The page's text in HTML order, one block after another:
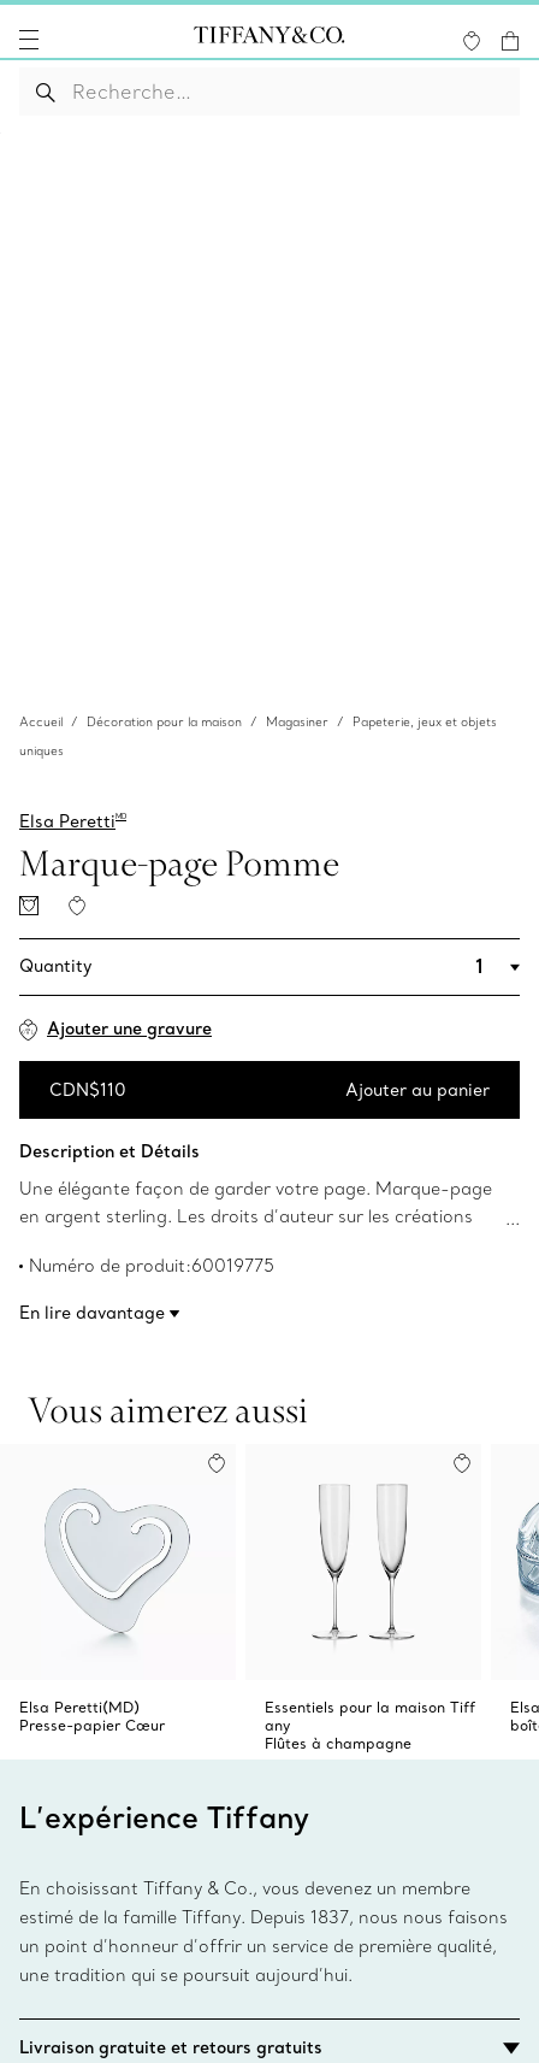
Accueil Décoration pour la maison Magasiner
Papeterie, jeux et objets
uniques
Elsa PerettiMD
Marque-page Pomme
Quantity
Ajouter une gravure
CDN$110 Ajouter au panier
Description et Détails
Une élégante façon de garder votre page. Marque-page
en argent sterling. Les droits d’auteur sur les créations
Numéro de produit:60019775
En lire davantage
Vous aimerez aussi
Elsa Peretti(MD)
Presse-papier Cœur
Essentiels pour la maison Tiff
any
Flûtes à champagne
L’expérience Tiffany
En choisissant Tiffany & Co., vous devenez un membre
estimé de la famille Tiffany. Depuis 1837, nous nous faisons
un point d’honneur d’offrir un service de première qualité,
une tradition qui se poursuit aujourd’hui.
Livraison gratuite et retours gratuits